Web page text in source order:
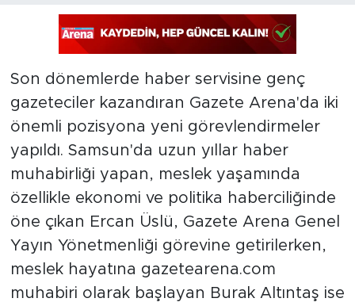
Son dönemlerde haber servisine genç
gazeteciler kazandıran Gazete Arena'da iki
önemli pozisyona yeni görevlendirmeler
yapıldı. Samsun'da uzun yıllar haber
muhabirliği yapan, meslek yaşamında
özellikle ekonomi ve politika haberciliğinde
öne çıkan Ercan Üslü, Gazete Arena Genel
Yayın Yönetmenliği görevine getirilerken,
meslek hayatına gazetearena.com
muhabiri olarak başlayan Burak Altıntaş ise